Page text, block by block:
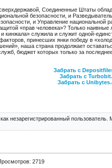
Соединенные Штаты
безопасности, и
и Управле­ние
«прав челове­ка»? Только
кинжала» служила и служит одной-
принес­ших янки победу в
наша страна продолжает
бюджет которых только за
Забрать с
Забрать с
Забрать с
незарегистрированный
2719